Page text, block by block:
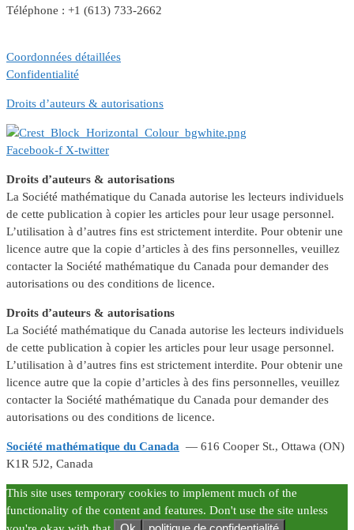
Téléphone : +1 (613) 733-2662
Coordonnées détaillées
Confidentialité
Droits d’auteurs & autorisations
Facebook-f X-twitter
Droits d’auteurs & autorisations
La Société mathématique du Canada autorise les lecteurs individuels
de cette publication à copier les articles pour leur usage personnel.
L’utilisation à d’autres fins est strictement interdite. Pour obtenir une
licence autre que la copie d’articles à des fins personnelles, veuillez
contacter la Société mathématique du Canada pour demander des
autorisations ou des conditions de licence.
Droits d’auteurs & autorisations
La Société mathématique du Canada autorise les lecteurs individuels
de cette publication à copier les articles pour leur usage personnel.
L’utilisation à d’autres fins est strictement interdite. Pour obtenir une
licence autre que la copie d’articles à des fins personnelles, veuillez
contacter la Société mathématique du Canada pour demander des
autorisations ou des conditions de licence.
Société mathématique du Canada — 616 Cooper St., Ottawa (ON)
K1R 5J2, Canada
This site uses temporary cookies to implement much of the
functionality of the content and features. Don't use the site unless